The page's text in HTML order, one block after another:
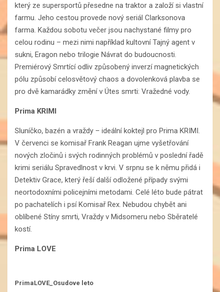
který ze supersportů přesedne na traktor a založí si vlastní
farmu. Jeho cestou provede nový seriál Clarksonova
farma. Každou sobotu večer jsou nachystané filmy pro
celou rodinu – mezi nimi například kultovní Tajný agent v
sukni, Eragon nebo trilogie Návrat do budoucnosti.
Premiérový Smrtící odliv způsobený inverzí magnetických
pólu způsobí celosvětový chaos a dovolenková plavba se
pro dvě kamarádky změní v Útes smrti: Vražedné vody.
Prima KRIMI
Sluníčko, bazén a vraždy – ideální koktejl pro Prima KRIMI.
V červenci se komisař Frank Reagan ujme vyšetřování
nových zločinů i svých rodinných problémů v poslední řadě
krimi seriálu Spravedlnost v krvi. V srpnu se k němu přidá i
Detektiv Grace, který řeší další odložené případy svými
neortodoxními policejními metodami. Celé léto bude pátrat
po pachatelích i psí Komisař Rex. Nebudou chybět ani
oblíbené Stíny smrti, Vraždy v Midsomeru nebo Sběratelé
kostí.
Prima LOVE
PrimaLOVE_Osudove leto